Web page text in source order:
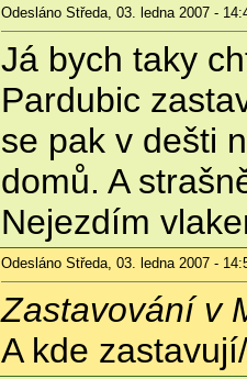
Odesláno Středa, 03. ledna 2007 -
Já bych taky
Pardubic
se pak v dešti
domů. A
Nejezdím
Odesláno Středa, 03. ledna 2007 -
Zastavování v
A kde